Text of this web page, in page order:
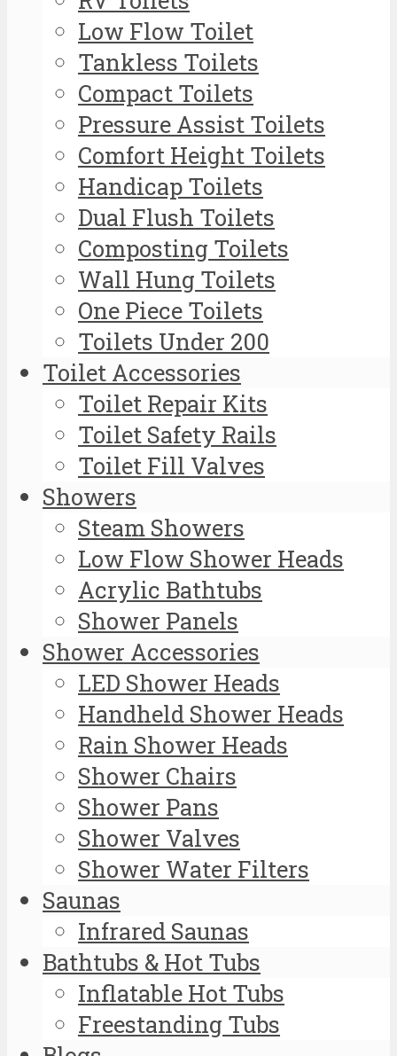
Low Flow Toilet
Tankless Toilets
Compact Toilets
Pressure Assist Toilets
Comfort Height Toilets
Handicap Toilets
Dual Flush Toilets
Composting Toilets
Wall Hung Toilets
One Piece Toilets
Toilets Under 200
Toilet Accessories
Toilet Repair Kits
Toilet Safety Rails
Toilet Fill Valves
Showers
Steam Showers
Low Flow Shower Heads
Acrylic Bathtubs
Shower Panels
Shower Accessories
LED Shower Heads
Handheld Shower Heads
Rain Shower Heads
Shower Chairs
Shower Pans
Shower Valves
Shower Water Filters
Saunas
Infrared Saunas
Bathtubs & Hot Tubs
Inflatable Hot Tubs
Freestanding Tubs